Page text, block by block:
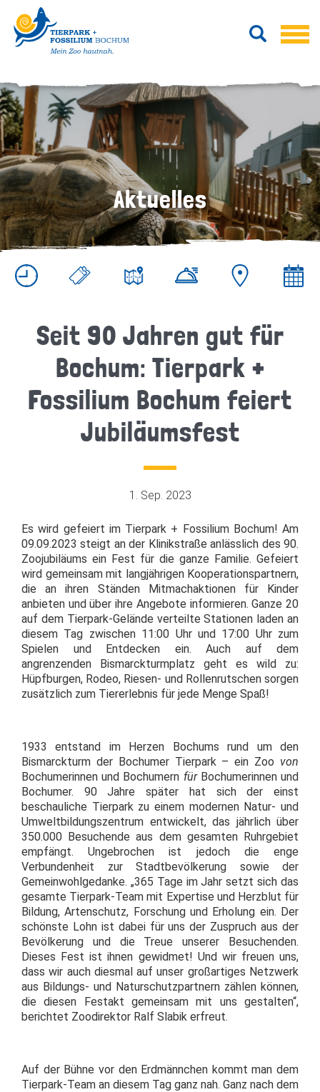
Aktuelles
Seit 90 Jahren gut für
Bochum: Tierpark +
Fossilium Bochum feiert
Jubiläumsfest
1. Sep. 2023
Es wird gefeiert im Tierpark + Fossilium Bochum! Am
09.09.2023 steigt an der Klinikstraße anlässlich des 90.
Zoojubiläums ein Fest für die ganze Familie. Gefeiert
wird gemeinsam mit langjährigen Kooperationspartnern,
die an ihren Ständen Mitmachaktionen für Kinder
anbieten und über ihre Angebote informieren. Ganze 20
auf dem Tierpark-Gelände verteilte Stationen laden an
diesem Tag zwischen 11:00 Uhr und 17:00 Uhr zum
Spielen und Entdecken ein. Auch auf dem
angrenzenden Bismarckturmplatz geht es wild zu:
Hüpfburgen, Rodeo, Riesen- und Rollenrutschen sorgen
zusätzlich zum Tiererlebnis für jede Menge Spaß!
1933 entstand im Herzen Bochums rund um den
Bismarckturm der Bochumer Tierpark – ein Zoo von
Bochumerinnen und Bochumern fürBochumerinnen und
Bochumer. 90 Jahre später hat sich der einst
beschauliche Tierpark zu einem modernen Natur- und
Umweltbildungszentrum entwickelt, das jährlich über
350.000 Besuchende aus dem gesamten Ruhrgebiet
empfängt. Ungebrochen ist jedoch die enge
Verbundenheit zur Stadtbevölkerung sowie der
Gemeinwohlgedanke. „365 Tage im Jahr setzt sich das
gesamte Tierpark-Team mit Expertise und Herzblut für
Bildung, Artenschutz, Forschung und Erholung ein. Der
schönste Lohn ist dabei für uns der Zuspruch aus der
Bevölkerung und die Treue unserer Besuchenden.
Dieses Fest ist ihnen gewidmet! Und wir freuen uns,
dass wir auch diesmal auf unser großartiges Netzwerk
aus Bildungs- und Naturschutzpartnern zählen können,
die diesen Festakt gemeinsam mit uns gestalten“,
berichtet Zoodirektor Ralf Slabik erfreut.
Auf der Bühne vor den Erdmännchen kommt man dem
Tierpark-Team an diesem Tag ganz nah. Ganz nach dem